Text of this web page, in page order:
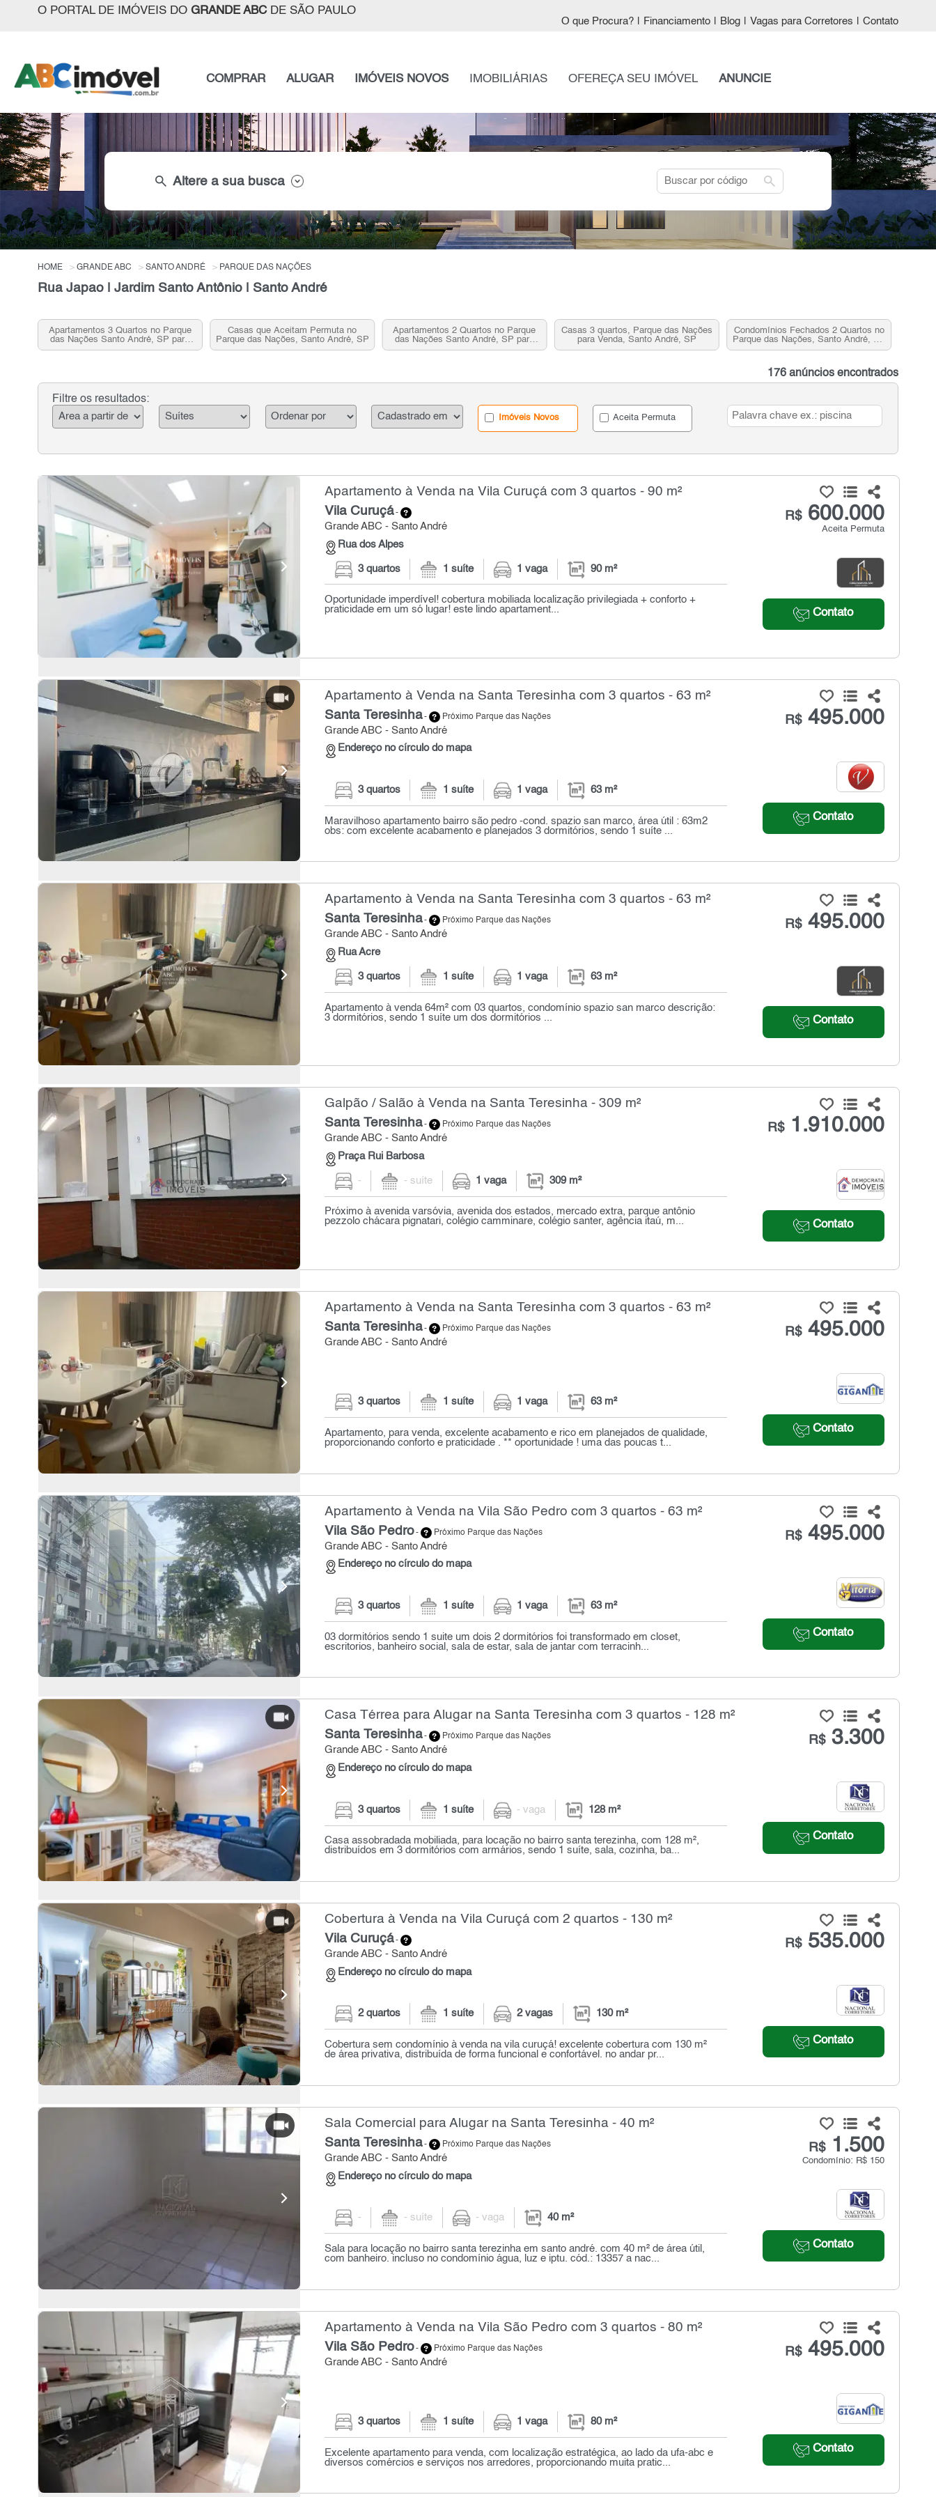
O PORTAL DE IMÓVEIS DO GRANDE ABCDE SÃO PAULO
O que Procura? Financiamento Blog Vagas para Corretores Contato
COMPRAR ALUGAR IMÓVEIS NOVOS IMOBILIÁRIAS OFEREÇA SEU IMÓVEL ANUNCIE
search Altere a sua busca search
HOME GRANDE ABC SANTO ANDRÉ PARQUE DAS NAÇÕES
Rua Japao | Jardim Santo Antônio | Santo André
Apartamentos 3 Quartos no Parque
das Nações Santo André, SP para
Venda
Casas que Aceitam Permuta no
Parque das Nações, Santo André, SP
Apartamentos 2 Quartos no Parque
das Nações Santo André, SP para
Venda
Casas 3 quartos, Parque das Nações
para Venda, Santo André, SP
Condomínios Fechados 2 Quartos no
Parque das Nações, Santo André, SP
para Venda
176 anúncios encontrados
Filtre os resultados:
Imóveis Novos Aceita Permuta
Apartamento à Venda na Vila Curuçá com 3 quartos - 90 m²
Vila Curuçá-
Grande ABC - Santo André
Rua dos Alpes
R$600.000
Aceita Permuta
Contato
3 quartos 1 suíte 1 vaga 90 m²
Oportunidade imperdível! cobertura mobiliada localização privilegiada + conforto +
praticidade em um só lugar! este lindo apartament...
Apartamento à Venda na Santa Teresinha com 3 quartos - 63 m²
Santa Teresinha- Próximo Parque das Nações
Grande ABC - Santo André
Endereço no círculo do mapa
R$495.000
Contato
3 quartos 1 suíte 1 vaga 63 m²
Maravilhoso apartamento bairro são pedro -cond. spazio san marco, área útil : 63m2
obs: com excelente acabamento e planejados 3 dormitórios, sendo 1 suíte ...
Apartamento à Venda na Santa Teresinha com 3 quartos - 63 m²
Santa Teresinha- Próximo Parque das Nações
Grande ABC - Santo André
Rua Acre
R$495.000
Contato
3 quartos 1 suíte 1 vaga 63 m²
Apartamento à venda 64m² com 03 quartos, condomínio spazio san marco descrição:
3 dormitórios, sendo 1 suíte um dos dormitórios ...
Galpão / Salão à Venda na Santa Teresinha - 309 m²
Santa Teresinha- Próximo Parque das Nações
Grande ABC - Santo André
Praça Rui Barbosa
R$1.910.000
Contato
- - suíte 1 vaga 309 m²
Próximo à avenida varsóvia, avenida dos estados, mercado extra, parque antônio
pezzolo chácara pignatari, colégio camminare, colégio santer, agência itaú, m...
Apartamento à Venda na Santa Teresinha com 3 quartos - 63 m²
Santa Teresinha- Próximo Parque das Nações
Grande ABC - Santo André
R$495.000
Contato
3 quartos 1 suíte 1 vaga 63 m²
Apartamento, para venda, excelente acabamento e rico em planejados de qualidade,
proporcionando conforto e praticidade . ** oportunidade ! uma das poucas t...
Apartamento à Venda na Vila São Pedro com 3 quartos - 63 m²
Vila São Pedro- Próximo Parque das Nações
Grande ABC - Santo André
Endereço no círculo do mapa
R$495.000
Contato
3 quartos 1 suíte 1 vaga 63 m²
03 dormitórios sendo 1 suite um dois 2 dormitórios foi transformado em closet,
escritorios, banheiro social, sala de estar, sala de jantar com terracinh...
Casa Térrea para Alugar na Santa Teresinha com 3 quartos - 128 m²
Santa Teresinha- Próximo Parque das Nações
Grande ABC - Santo André
Endereço no círculo do mapa
R$3.300
Contato
3 quartos 1 suíte - vaga 128 m²
Casa assobradada mobiliada, para locação no bairro santa terezinha, com 128 m²,
distribuídos em 3 dormitórios com armários, sendo 1 suíte, sala, cozinha, ba...
Cobertura à Venda na Vila Curuçá com 2 quartos - 130 m²
Vila Curuçá-
Grande ABC - Santo André
Endereço no círculo do mapa
R$535.000
Contato
2 quartos 1 suíte 2 vagas 130 m²
Cobertura sem condomínio à venda na vila curuçá! excelente cobertura com 130 m²
de área privativa, distribuída de forma funcional e confortável. no andar pr...
Sala Comercial para Alugar na Santa Teresinha - 40 m²
Santa Teresinha- Próximo Parque das Nações
Grande ABC - Santo André
Endereço no círculo do mapa
R$1.500
Condomínio: R$ 150
Contato
- - suíte - vaga 40 m²
Sala para locação no bairro santa terezinha em santo andré. com 40 m² de área útil,
com banheiro. incluso no condomínio água, luz e iptu. cód.: 13357 a nac...
Apartamento à Venda na Vila São Pedro com 3 quartos - 80 m²
Vila São Pedro- Próximo Parque das Nações
Grande ABC - Santo André
R$495.000
Contato
3 quartos 1 suíte 1 vaga 80 m²
Excelente apartamento para venda, com localização estratégica, ao lado da ufa-abc e
diversos comércios e serviços nos arredores, proporcionando muita pratic...